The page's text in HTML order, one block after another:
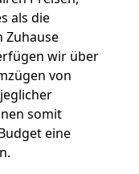
als die
Zuhause
wir über
von
somit
eine